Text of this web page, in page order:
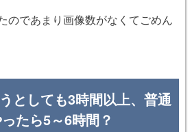
のであまり画像数がなくてごめん
としても3時間以上、普通
たら5～6時間？